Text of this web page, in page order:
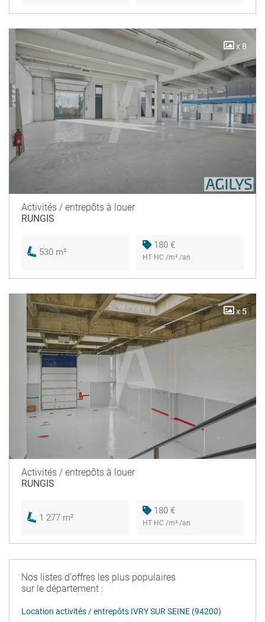
x 8
Activités / entrepôts à louer
RUNGIS
530 m²
180 €
HT HC /m² /an
x 5
Activités / entrepôts à louer
RUNGIS
1 277 m²
180 €
HT HC /m² /an
Nos listes d'offres les plus populaires
sur le département :
Location activités / entrepôts IVRY SUR SEINE (94200)